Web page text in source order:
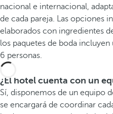
nacional e internacional,
de cada pareja. Las opciones
elaborados con ingredientes
los paquetes de boda
6 personas.
¿El hotel cuenta con un
Sí, disponemos de un equipo
se encargará de coordinar